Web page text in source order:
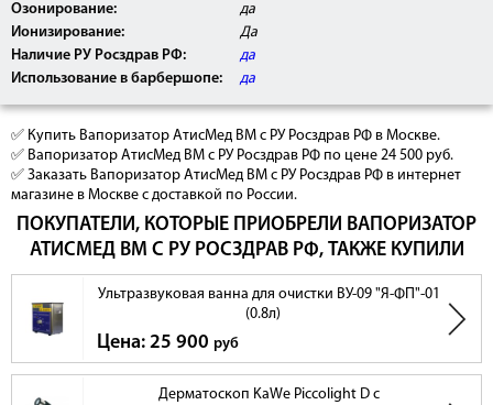
Озонирование:
да
Ионизирование:
Да
Наличие РУ Росздрав РФ:
да
Использование в барбершопе:
да
✅ Купить Вапоризатор АтисМед ВМ c РУ Росздрав РФ в Москве.
✅ Вапоризатор АтисМед ВМ c РУ Росздрав РФ по цене 24 500 руб.
✅ Заказать Вапоризатор АтисМед ВМ c РУ Росздрав РФ в интернет
магазине в Москве с доставкой по России.
ПОКУПАТЕЛИ, КОТОРЫЕ ПРИОБРЕЛИ ВАПОРИЗАТОР
АТИСМЕД ВМ C РУ РОСЗДРАВ РФ, ТАКЖЕ КУПИЛИ
Ультразвуковая ванна для очистки ВУ-09 "Я-ФП"-01
(0.8л)
Цена: 25 900 руб
Дерматоскоп KaWe Piccolight D с